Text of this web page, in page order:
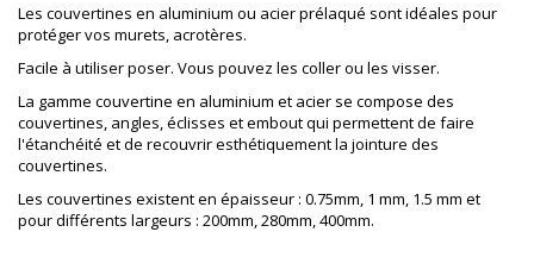
Les couvertines en aluminium ou acier prélaqué sont idéales pour
protéger vos murets, acrotères.
Facile à utiliser poser. Vous pouvez les coller ou les visser.
La gamme couvertine en aluminium et acier se compose des
couvertines, angles, éclisses et embout qui permettent de faire
l'étanchéité et de recouvrir esthétiquement la jointure des
couvertines.
Les couvertines existent en épaisseur : 0.75mm, 1 mm, 1.5 mm et
pour différents largeurs : 200mm, 280mm, 400mm.